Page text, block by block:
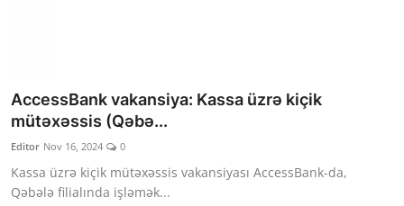
AccessBank vakansiya: Kassa üzrə kiçik
mütəxəssis (Qəbə...
Editor Nov 16, 2024 0
Kassa üzrə kiçik mütəxəssis vakansiyası AccessBank-da,
Qəbələ filialında işləmək...